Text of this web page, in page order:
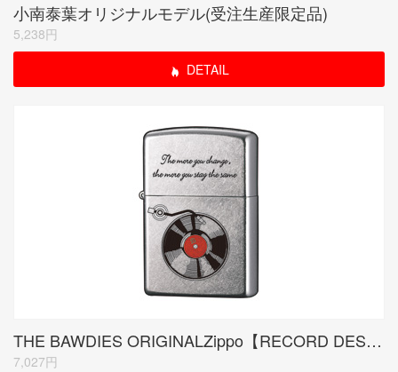
小南泰葉オリジナルモデル(受注生産限定品)
5,238円
DETAIL
THE BAWDIES ORIGINALZippo【RECORD DESIGN】シリアルナンバー入り
7,027円